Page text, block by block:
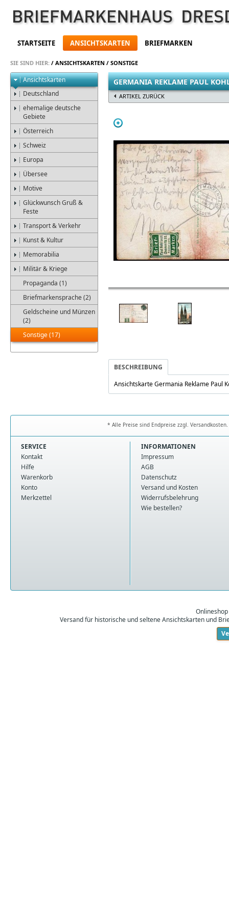
STARTSEITE ANSICHTSKARTEN BRIEFMARKEN
SIE SIND HIER: / ANSICHTSKARTEN / SONSTIGE
Ansichtskarten
Deutschland
ehemalige deutsche
Gebiete
Österreich
Schweiz
Europa
Übersee
Motive
Glückwunsch Gruß &
Feste
Transport & Verkehr
Kunst & Kultur
Memorabilia
Militär & Kriege
Propaganda (1)
Briefmarkensprache (2)
Geldscheine und Münzen
(2)
Sonstige (17)
GERMANIA REKLAME PAUL
ARTIKEL ZURÜCK
BESCHREIBUNG
Ansichtskarte Germania Reklame Paul
* Alle Preise sind Endpreise zzgl.
SERVICE
Kontakt
Hilfe
Warenkorb
Konto
Merkzettel
INFORMATIONEN
Impressum
AGB
Datenschutz
Versand und Kosten
Widerrufsbelehrung
Wie bestellen?
Versand für historische und seltene Ansichtskarten und